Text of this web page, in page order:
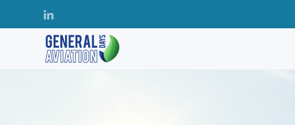
Accéder au contenu principal